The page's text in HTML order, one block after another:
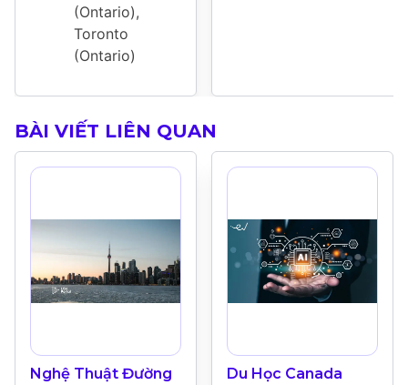
(Ontario),
Toronto
(Ontario)
BÀI VIẾT LIÊN QUAN
Nghệ Thuật Đường
Du Học Canada